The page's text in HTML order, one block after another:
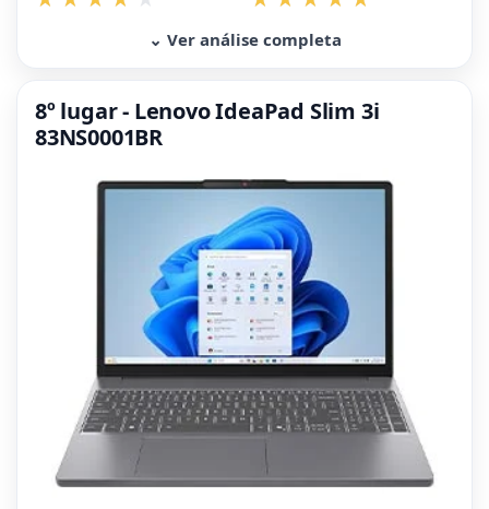
⌄ Ver análise completa
8º lugar - Lenovo IdeaPad Slim 3i
83NS0001BR